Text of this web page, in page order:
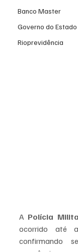
Banco Master
Governo do Estado
Rioprevidência
A Polícia
ocorrido até
confirmando